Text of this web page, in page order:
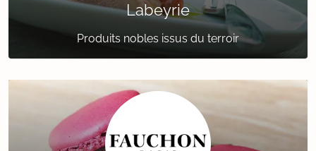
Labeyrie
Produits nobles issus du terroir